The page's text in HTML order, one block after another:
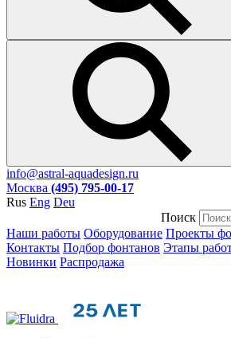
info@astral-aquadesign.ru
Москва (495) 795-00-17
Rus Eng Deu
Поиск
Наши работы Оборудование Проекты
Контакты Подбор фонтанов Этапы
Новинки Распродажа